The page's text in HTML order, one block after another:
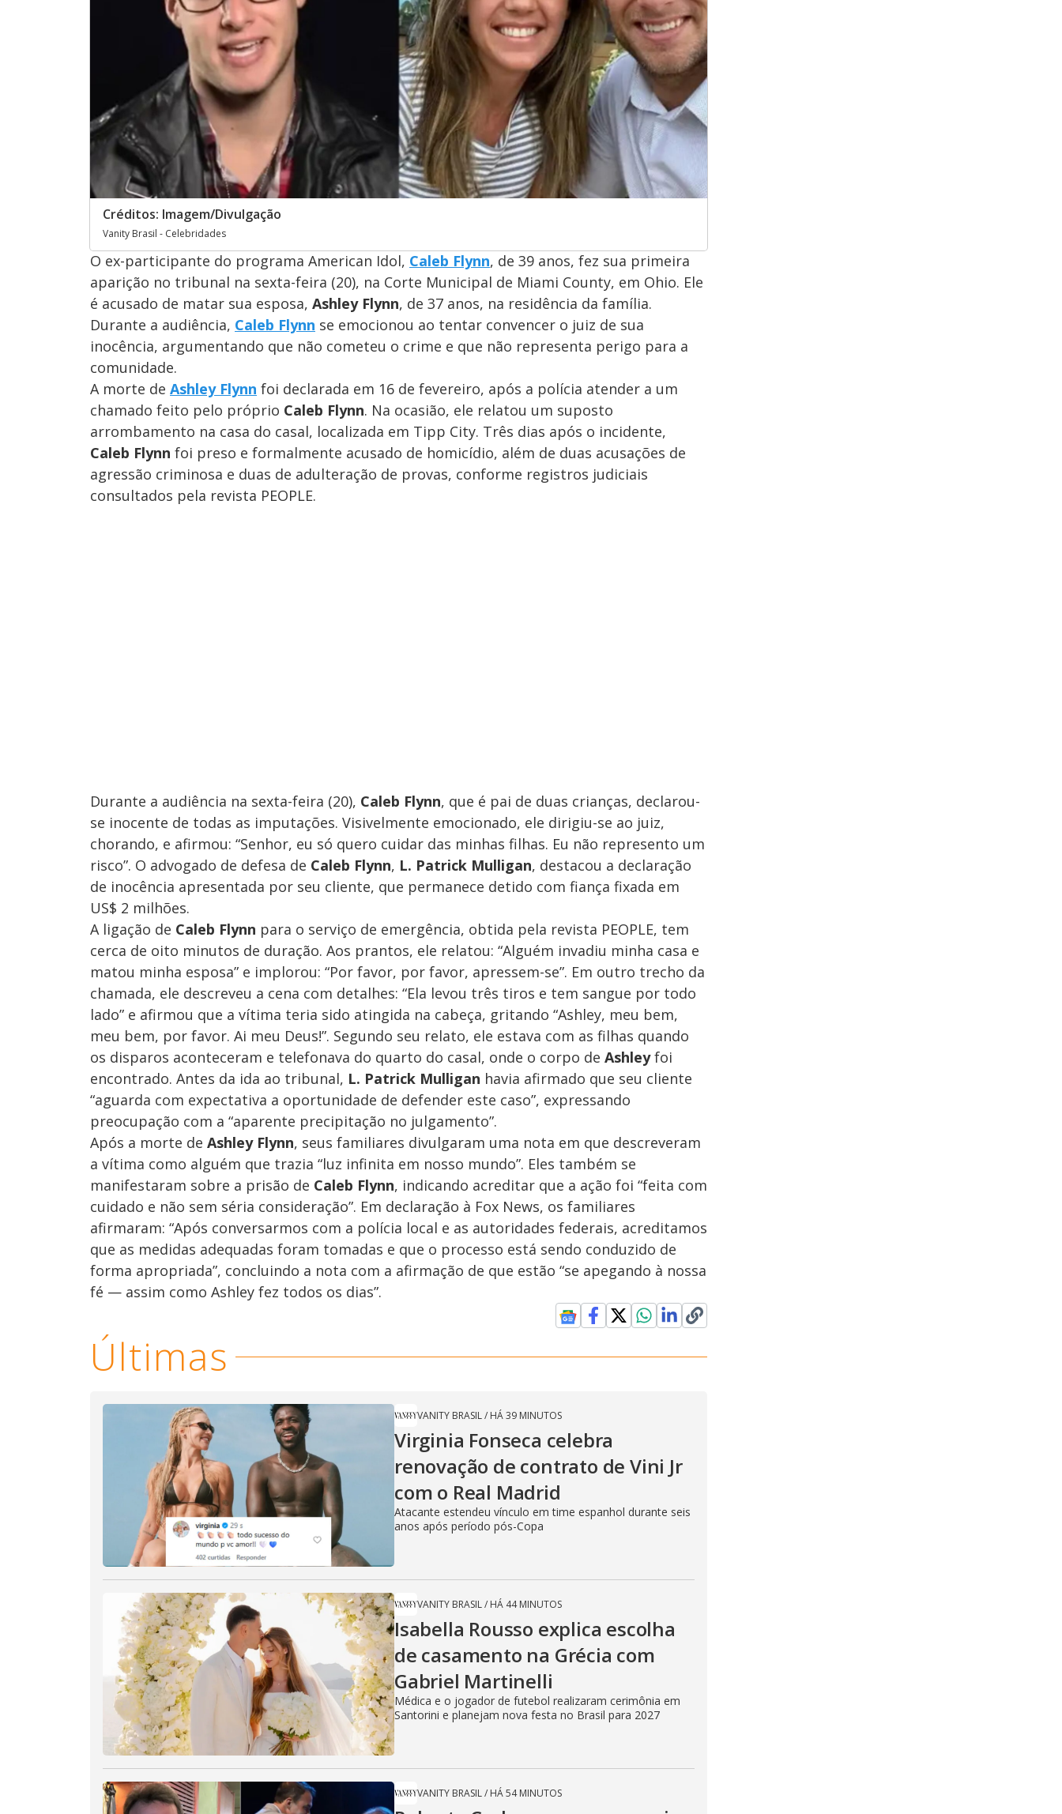
Créditos: Imagem/Divulgação
Vanity Brasil - Celebridades
O ex-participante do programa American Idol, Caleb Flynn, de 39 anos, fez sua primeira
aparição no tribunal na sexta-feira (20), na Corte Municipal de Miami County, em Ohio. Ele
é acusado de matar sua esposa, Ashley Flynn, de 37 anos, na residência da família.
Durante a audiência, Caleb Flynn se emocionou ao tentar convencer o juiz de sua
inocência, argumentando que não cometeu o crime e que não representa perigo para a
comunidade.
A morte de Ashley Flynn foi declarada em 16 de fevereiro, após a polícia atender a um
chamado feito pelo próprio Caleb Flynn. Na ocasião, ele relatou um suposto
arrombamento na casa do casal, localizada em Tipp City. Três dias após o incidente,
Caleb Flynn foi preso e formalmente acusado de homicídio, além de duas acusações de
agressão criminosa e duas de adulteração de provas, conforme registros judiciais
consultados pela revista PEOPLE.
Durante a audiência na sexta-feira (20), Caleb Flynn, que é pai de duas crianças, declarou-
se inocente de todas as imputações. Visivelmente emocionado, ele dirigiu-se ao juiz,
chorando, e afirmou: “Senhor, eu só quero cuidar das minhas filhas. Eu não represento um
risco”. O advogado de defesa de Caleb Flynn, L. Patrick Mulligan, destacou a declaração
de inocência apresentada por seu cliente, que permanece detido com fiança fixada em
US$ 2 milhões.
A ligação de Caleb Flynn para o serviço de emergência, obtida pela revista PEOPLE, tem
cerca de oito minutos de duração. Aos prantos, ele relatou: “Alguém invadiu minha casa e
matou minha esposa” e implorou: “Por favor, por favor, apressem-se”. Em outro trecho da
chamada, ele descreveu a cena com detalhes: “Ela levou três tiros e tem sangue por todo
lado” e afirmou que a vítima teria sido atingida na cabeça, gritando “Ashley, meu bem,
meu bem, por favor. Ai meu Deus!”. Segundo seu relato, ele estava com as filhas quando
os disparos aconteceram e telefonava do quarto do casal, onde o corpo de Ashleyfoi
encontrado. Antes da ida ao tribunal, L. Patrick Mulligan havia afirmado que seu cliente
“aguarda com expectativa a oportunidade de defender este caso”, expressando
preocupação com a “aparente precipitação no julgamento”.
Após a morte de Ashley Flynn, seus familiares divulgaram uma nota em que descreveram
a vítima como alguém que trazia “luz infinita em nosso mundo”. Eles também se
manifestaram sobre a prisão de Caleb Flynn, indicando acreditar que a ação foi “feita com
cuidado e não sem séria consideração”. Em declaração à Fox News, os familiares
afirmaram: “Após conversarmos com a polícia local e as autoridades federais, acreditamos
que as medidas adequadas foram tomadas e que o processo está sendo conduzido de
forma apropriada”, concluindo a nota com a afirmação de que estão “se apegando à nossa
fé — assim como Ashley fez todos os dias”.
Últimas
VANITY BRASIL/ HÁ 39 MINUTOS
Virginia Fonseca celebra
renovação de contrato de Vini Jr
com o Real Madrid
Atacante estendeu vínculo em time espanhol durante seis
anos após período pós-Copa
VANITY BRASIL/ HÁ 44 MINUTOS
Isabella Rousso explica escolha
de casamento na Grécia com
Gabriel Martinelli
Médica e o jogador de futebol realizaram cerimônia em
Santorini e planejam nova festa no Brasil para 2027
VANITY BRASIL/ HÁ 54 MINUTOS